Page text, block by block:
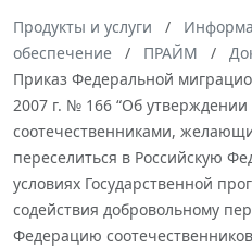
Продукты и услуги
обеспечение
ПРАЙМ
Приказ Федеральной
2007 г. № 166 “Об
соотечественниками,
переселиться в Российскую
условиях Государственной
содействия добровольному
Федерацию